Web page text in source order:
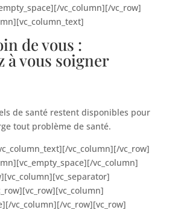
vc_column][/vc_row]
de vous :
à vous soigner
de santé restent disponibles pour
tout problème de santé.
vc_column][/vc_row]
vc_column]
vc_column][/vc_row][vc_row]